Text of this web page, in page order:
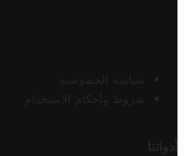
سياسة الخصوصية
شروط وأحكام الاستخدام
أدواتنا